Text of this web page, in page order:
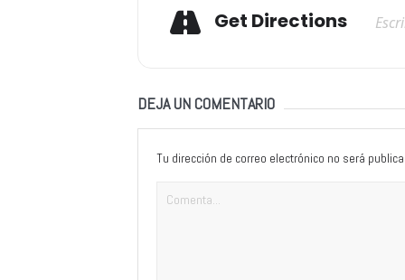
Get Directions
DEJA UN COMENTARIO
Tu dirección de correo electrónico no será